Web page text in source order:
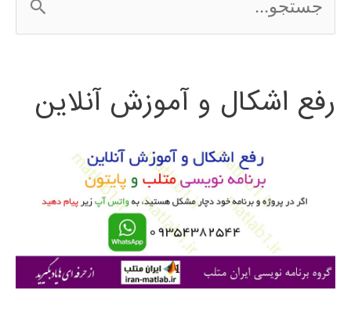
س
ج
ی
رفع اشکال و آموزش آنلاین